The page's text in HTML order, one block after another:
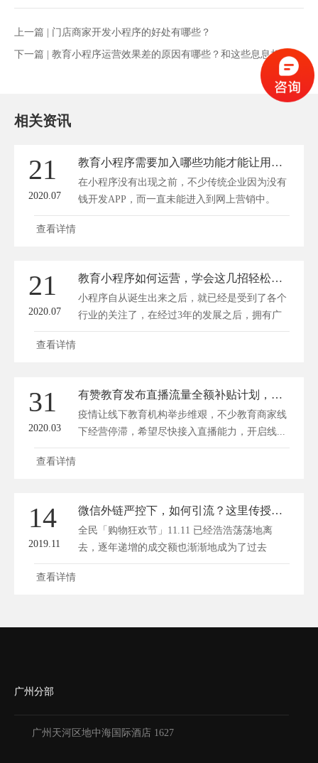
上一篇 | 门店商家开发小程序的好处有哪些？
下一篇 | 教育小程序运营效果差的原因有哪些？和这些息息相关！
相关资讯
21
2020.07
教育小程序需要加入哪些功能才能让用户喜欢？
在小程序没有出现之前，不少传统企业因为没有
钱开发APP，而一直未能进入到网上营销中。
而...
查看详情
21
2020.07
教育小程序如何运营，学会这几招轻松玩转！
小程序自从诞生出来之后，就已经是受到了各个
行业的关注了，在经过3年的发展之后，拥有广
大...
查看详情
31
2020.03
有赞教育发布直播流量全额补贴计划，扶持力度再加码
疫情让线下教育机构举步维艰，不少教育商家线
下经营停滞，希望尽快接入直播能力，开启线...
查看详情
14
2019.11
微信外链严控下，如何引流？这里传授你一个运营高招
全民「购物狂欢节」11.11 已经浩浩荡荡地离
去，逐年递增的成交额也渐渐地成为了过去
式。...
查看详情
广州分部
广州天河区地中海国际酒店 1627